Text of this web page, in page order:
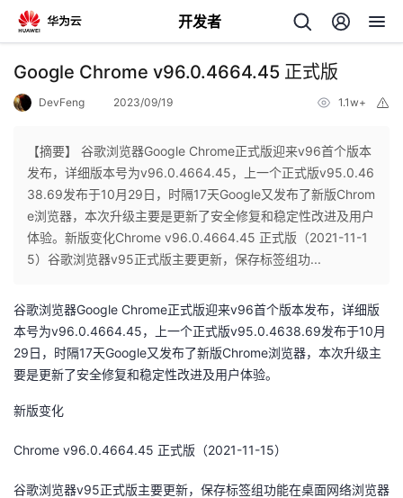
开发者
返
个
人
主
页
我
的
开
Google Chrome v96.0.4664.45 正式版
DevFeng 2023/09/19 1.1w+
【摘要】 谷歌浏览器Google Chrome正式版迎来v96首个版本
发布，详细版本号为v96.0.4664.45，上一个正式版v95.0.46
38.69发布于10月29日，时隔17天Google又发布了新版Chrom
e浏览器，本次升级主要是更新了安全修复和稳定性改进及用户
体验。新版变化Chrome v96.0.4664.45 正式版（2021-11-1
5）谷歌浏览器v95正式版主要更新，保存标签组功...
谷歌浏览器Google Chrome正式版迎来v96首个版本发布，详细版
本号为v96.0.4664.45，上一个正式版v95.0.4638.69发布于10月
29日，时隔17天Google又发布了新版Chrome浏览器，本次升级主
要是更新了安全修复和稳定性改进及用户体验。
新版变化
Chrome v96.0.4664.45 正式版（2021-11-15）
谷歌浏览器v95正式版主要更新，保存标签组功能在桌面网络浏览器